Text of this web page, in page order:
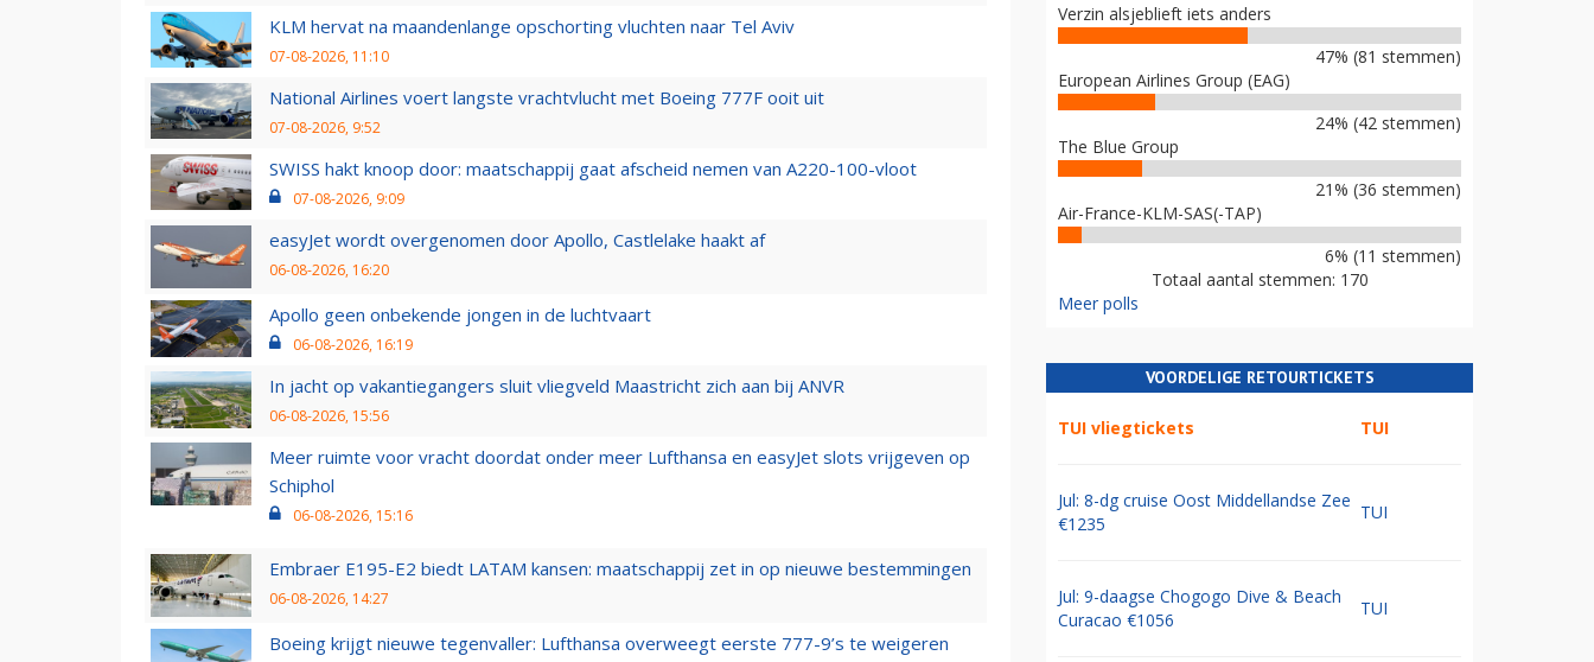
KLM hervat na maandenlange opschorting vluchten naar Tel Aviv
07-08-2026, 11:10
National Airlines voert langste vrachtvlucht met Boeing 777F ooit uit
07-08-2026, 9:52
SWISS hakt knoop door: maatschappij gaat afscheid nemen van A220-100-vloot
07-08-2026, 9:09
easyJet wordt overgenomen door Apollo, Castlelake haakt af
06-08-2026, 16:20
Apollo geen onbekende jongen in de luchtvaart
06-08-2026, 16:19
In jacht op vakantiegangers sluit vliegveld Maastricht zich aan bij ANVR
06-08-2026, 15:56
Meer ruimte voor vracht doordat onder meer Lufthansa en easyJet slots vrijgeven op
Schiphol
06-08-2026, 15:16
Embraer E195-E2 biedt LATAM kansen: maatschappij zet in op nieuwe bestemmingen
06-08-2026, 14:27
Boeing krijgt nieuwe tegenvaller: Lufthansa overweegt eerste 777-9’s te weigeren
Verzin alsjeblieft iets anders
47% (81 stemmen)
European Airlines Group (EAG)
24% (42 stemmen)
The Blue Group
21% (36 stemmen)
Air-France-KLM-SAS(-TAP)
6% (11 stemmen)
Totaal aantal stemmen: 170
Meer polls
VOORDELIGE RETOURTICKETS
TUI vliegtickets TUI
Jul: 8-dg cruise Oost Middellandse Zee
€1235
TUI
Jul: 9-daagse Chogogo Dive & Beach
Curacao €1056
TUI